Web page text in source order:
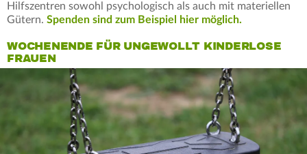
Hilfszentren sowohl psychologisch als auch mit materiellen
Gütern. Spenden sind zum Beispiel hier möglich.
WOCHENENDE FÜR UNGEWOLLT KINDERLOSE
FRAUEN